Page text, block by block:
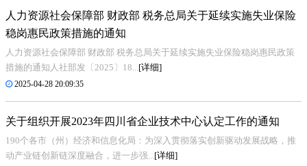
人力资源社会保障部 财政部 税务总局关于延续实施失业保险
稳岗惠民政策措施的通知
人力资源社会保障部 财政部 税务总局关于延续实施失业保险稳岗惠民政策
措施的通知人社部发〔2025〕18... [详细]
2025-04-28 20:09:35
关于组织开展2023年四川省企业技术中心认定工作的通知
190个各市（州）经济和信息化局：为深入贯彻落实创新驱动发展战略，推
动产业链创新链深度融合，进一步强... [详细]